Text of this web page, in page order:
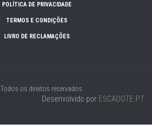
POLÍTICA DE PRIVACIDADE
TERMOS E CONDIÇÕES
LIVRO DE RECLAMAÇÕES
Todos os direitos reservados.
Desenvolvido por ESCADOTE.PT